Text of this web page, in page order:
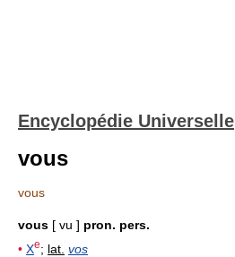
Encyclopédie Universelle
vous
vous
vous [ vu ] pron. pers.
• Xe; lat. vos